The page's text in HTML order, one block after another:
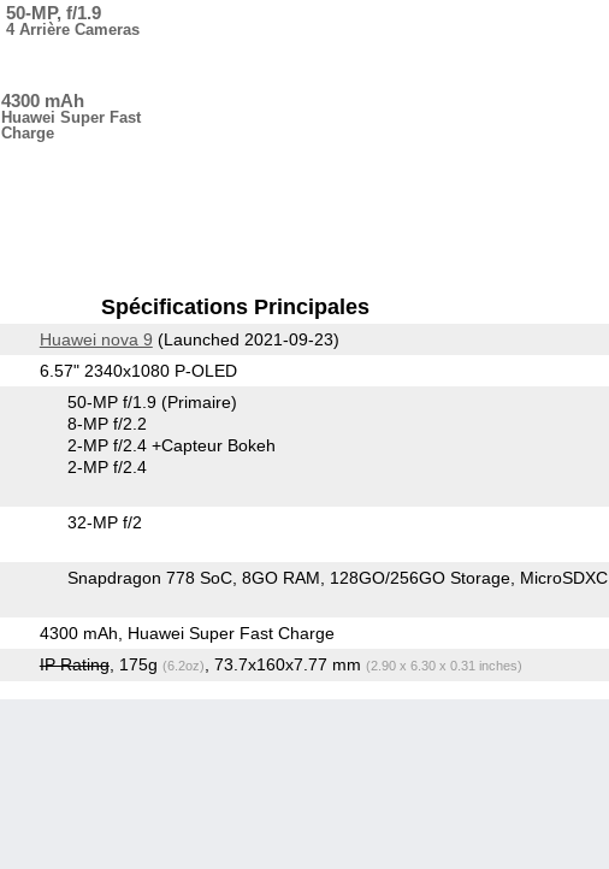
50-MP, f/1.9
4 Arrière Cameras
4300 mAh
Huawei Super Fast
Charge
Spécifications Principales
Huawei nova 9 (Launched 2021-09-23)
6.57" 2340x1080 P-OLED
50-MP f/1.9 (Primaire)
8-MP f/2.2
2-MP f/2.4 +Capteur Bokeh
2-MP f/2.4
32-MP f/2
Snapdragon 778 SoC 8GO RAM 128GO/256GO Storage MicroSDXC
4300 mAh, Huawei Super Fast Charge
IP Rating, 175g (6.2oz) , 73.7x160x7.77 mm (2.90 x 6.30 x 0.31 inches)